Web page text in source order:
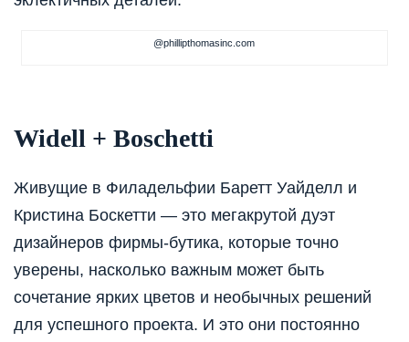
@phillipthomasinc.com
Widell + Boschetti
Живущие в Филадельфии Баретт Уайделл и
Кристина Боскетти — это мегакрутой дуэт
дизайнеров фирмы-бутика, которые точно
уверены, насколько важным может быть
сочетание ярких цветов и необычных решений
для успешного проекта. И это они постоянно